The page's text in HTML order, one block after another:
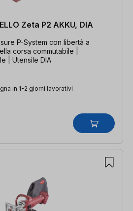
Zeta P2 AKKU, DIA
P-System con libertà a
corsa commutabile |
| Utensile DIA
in 1-2 giorni lavorativi